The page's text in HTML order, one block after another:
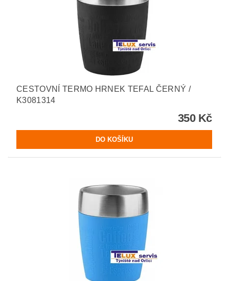
CESTOVNÍ TERMO HRNEK TEFAL ČERNÝ /
K3081314
350 Kč